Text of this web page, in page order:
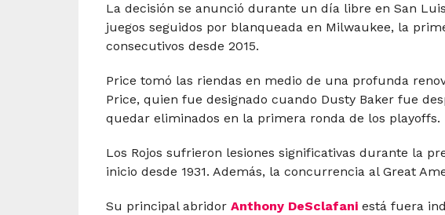
La decisión se anunció durante un día libre en San
juegos seguidos por blanqueada en Milwaukee, la
consecutivos desde 2015.
Price tomó las riendas en medio de una profunda
Price, quien fue designado cuando Dusty Baker fue
quedar eliminados en la primera ronda de los playoffs.
Los Rojos sufrieron lesiones significativas durante la
inicio desde 1931. Además, la concurrencia al Great
Su principal abridor Anthony DeSclafaniestá fuera